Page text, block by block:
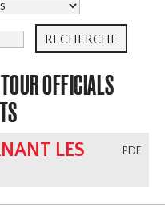
OFFICIALS
.PDF
LES